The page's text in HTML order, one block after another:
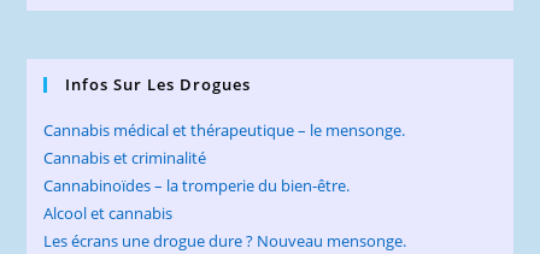
Infos Sur Les Drogues
Cannabis médical et thérapeutique – le mensonge.
Cannabis et criminalité
Cannabinoïdes – la tromperie du bien-être.
Alcool et cannabis
Les écrans une drogue dure ? Nouveau mensonge.